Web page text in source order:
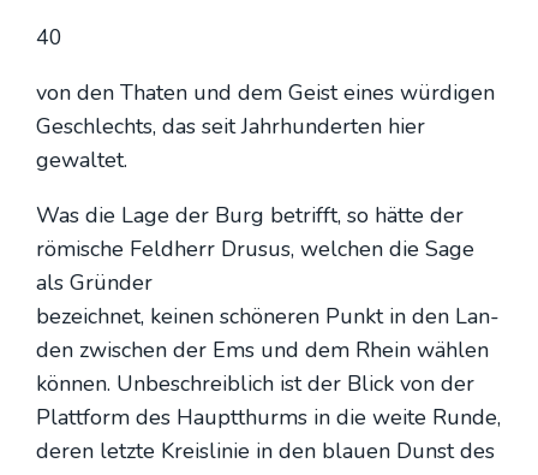
40
von den Tha­ten und dem Geist eines wür­di­gen
Geschlechts, das seit Jahr­hun­der­ten hier
gewal­tet.
Was die Lage der Burg betrifft, so hät­te der
römi­sche Feld­herr Dru­sus, wel­chen die Sage
als Grün­der
bezeich­net, kei­nen schö­ne­ren Punkt in den Lan­
den zwi­schen der Ems und dem Rhein wäh­len
kön­nen. Unbe­schreib­lich ist der Blick von der
Platt­form des Haupt­thurms in die wei­te Run­de,
deren letz­te Kreis­li­nie in den blau­en Dunst des